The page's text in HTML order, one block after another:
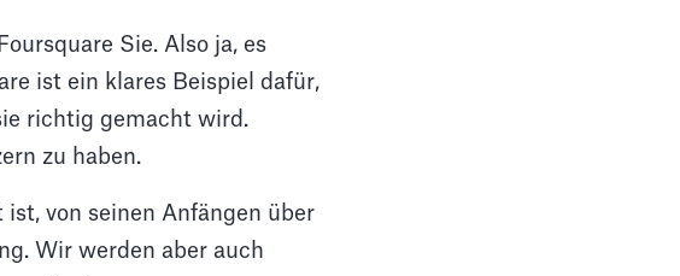
Sie. Also ja, es
ist ein klares Beispiel dafür,
richtig gemacht wird.
zu haben.
von seinen Anfängen über
Wir werden aber auch